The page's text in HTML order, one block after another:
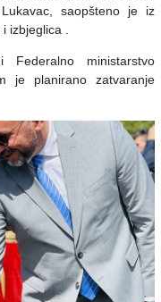
saopšteno je iz
izbjeglica .
ministarstvo
je planirano zatvaranje